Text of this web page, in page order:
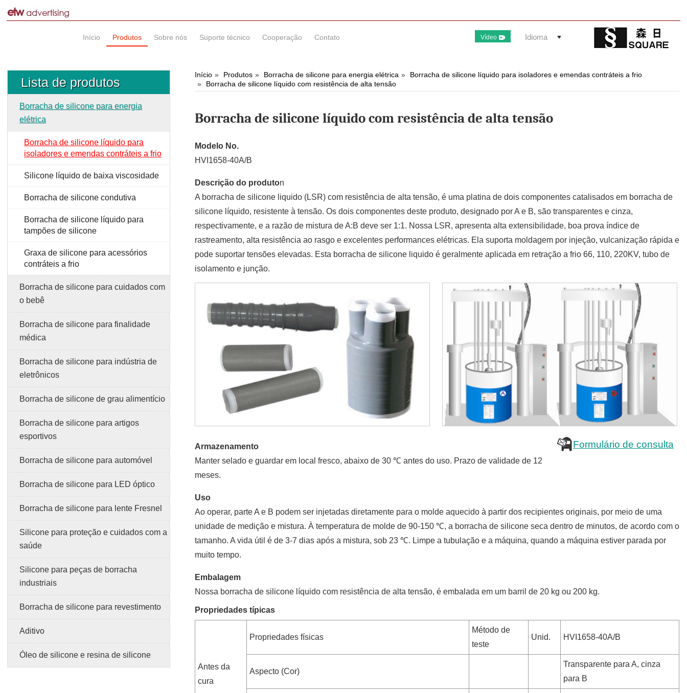
Idioma
Vídeo
Início Produtos Sobre nós Suporte técnico Cooperação Contato
Início Produtos Borracha de silicone para energia elétrica
Borracha de silicone líquido para isoladores e emendas contráteis a frio
Borracha de silicone líquido com resistência de alta tensão
Borracha de silicone líquido com resistência de alta tensão
Modelo No.
HVI1658-40A/B
Descrição do produton
A borracha de silicone liquido (LSR) com resistência de alta tensão, é uma platina de dois componentes catalisados em borracha de
silicone líquido, resistente à tensão. Os dois componentes deste produto, designado por A e B, são transparentes e cinza,
respectivamente, e a razão de mistura de A:B deve ser 1:1. Nossa LSR, apresenta alta extensibilidade, boa prova índice de
rastreamento, alta resistência ao rasgo e excelentes performances elétricas. Ela suporta moldagem por injeção, vulcanização rápida e
pode suportar tensões elevadas. Esta borracha de silicone liquido é geralmente aplicada em retração a frio 66, 110, 220KV, tubo de
isolamento e junção.
Formulário de consulta
Armazenamento
Manter selado e guardar em local fresco, abaixo de 30 ℃ antes do uso. Prazo de validade de 12
meses.
Uso
Ao operar, parte A e B podem ser injetadas diretamente para o molde aquecido à partir dos recipientes originais, por meio de uma
unidade de medição e mistura. À temperatura de molde de 90-150 ℃, a borracha de silicone seca dentro de minutos, de acordo com o
tamanho. A vida útil é de 3-7 dias após a mistura, sob 23 ℃. Limpe a tubulação e a máquina, quando a máquina estiver parada por
muito tempo.
Embalagem
Nossa borracha de silicone líquido com resistência de alta tensão, é embalada em um barril de 20 kg ou 200 kg.
Propriedades típicas
Antes da
cura
Propriedades físicas
Método de
teste
Unid. HVI1658-40A/B
Aspecto (Cor)
Transparente para A, cinza
para B
Lista de produtos
Borracha de silicone para energia
elétrica
Borracha de silicone líquido para
isoladores e emendas contráteis a frio
Silicone líquido de baixa viscosidade
Borracha de silicone condutiva
Borracha de silicone líquido para
tampões de silicone
Graxa de silicone para acessórios
contráteis a frio
Borracha de silicone para cuidados com
o bebê
Borracha de silicone para finalidade
médica
Borracha de silicone para indústria de
eletrônicos
Borracha de silicone de grau alimentício
Borracha de silicone para artigos
esportivos
Borracha de silicone para automóvel
Borracha de silicone para LED óptico
Borracha de silicone para lente Fresnel
Silicone para proteção e cuidados com a
saúde
Silicone para peças de borracha
industriais
Borracha de silicone para revestimento
Aditivo
Óleo de silicone e resina de silicone